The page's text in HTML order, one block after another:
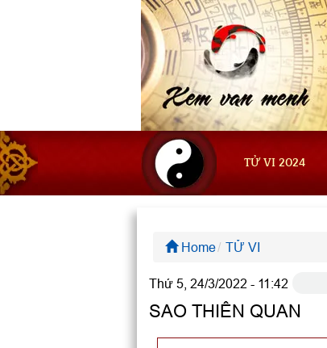
TỬ VI 2024
Home TỬ VI
Thứ 5, 24/3/2022 - 11:42
SAO THIÊN QUAN